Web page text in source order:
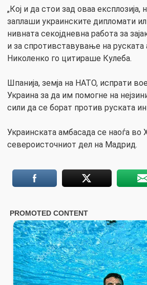
„Кој и да стои зад оваа експлозија,
заплаши украинските дипломати
нивната секојдневна работа за
и за спротивставување на руската
Николенко го цитираше Кулеба.
Шпанија, земја на НАТО, испрати
Украина за да им помогне на
сили да се борат против руската
Украинската амбасада се наоѓа во
североисточниот дел на Мадрид.